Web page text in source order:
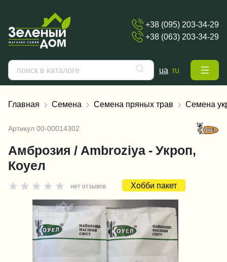
+38 (095) 203-34-29
+38 (063) 203-34-29
ua ru
Главная Семена Семена пряных трав Семена
Артикул 00-00014302
Амброзия / Ambroziya - Укроп,
Коуел
нет отзывов Хобби пакет